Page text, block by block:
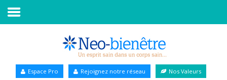
Annuaire Bien-être
Espace Pro Rejoignez notre réseau Nos Valeurs